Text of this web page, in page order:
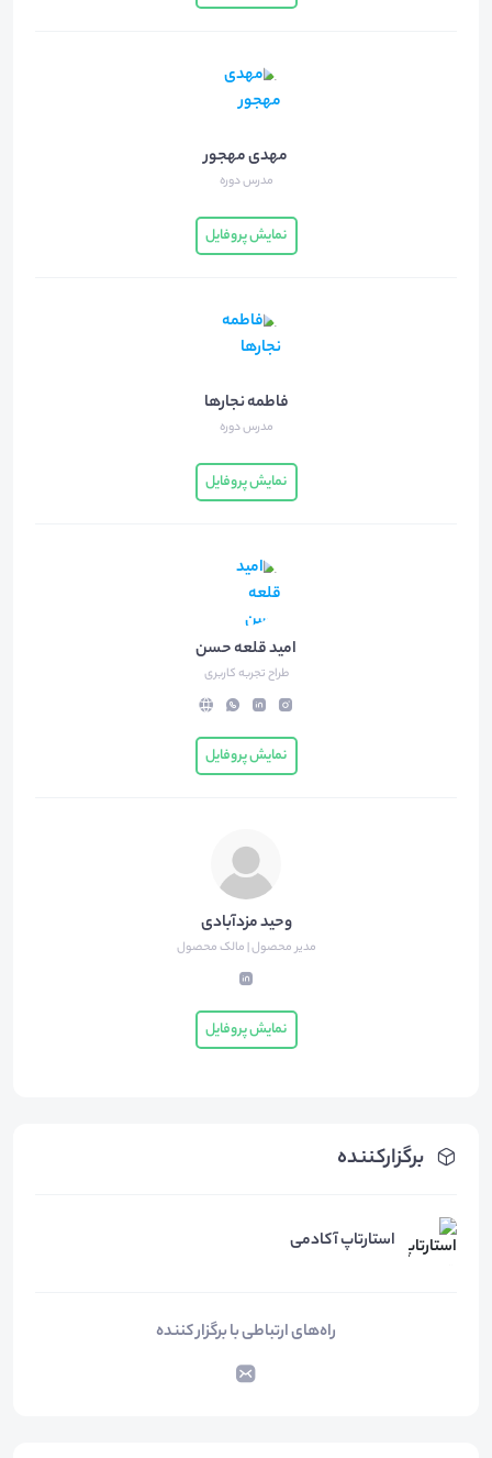
برگزارکننده
استارتاپ آکادمی
راه‌های ارتباطی با برگزار کننده
مهدی مهجور
مدرس دوره
نمایش پروفایل
فاطمه نجارها
مدرس دوره
نمایش پروفایل
امید قلعه حسن
طراح تجربه کاربری
نمایش پروفایل
وحید مزدآبادی
مدیر محصول | مالک محصول
نمایش پروفایل